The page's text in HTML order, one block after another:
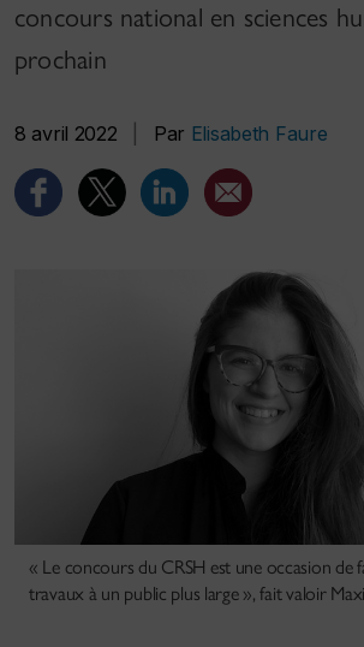
concours national en sciences
prochain
8 avril 2022 Par Elisabeth Faure
« Le concours du CRSH est une occasion de
travaux à un public plus large », fait valoir